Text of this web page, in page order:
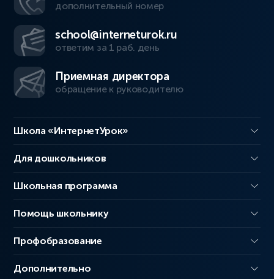
дополнительный номер
school@interneturok.ru
ответим за 1 раб. день
Приемная директора
обращение к руководителю
Школа «ИнтернетУрок»
Для дошкольников
Школьная программа
Помощь школьнику
Профобразование
Дополнительно